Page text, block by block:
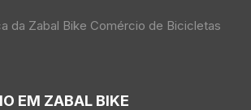
da Zabal Bike Comércio de Bicicletas
EM ZABAL BIKE